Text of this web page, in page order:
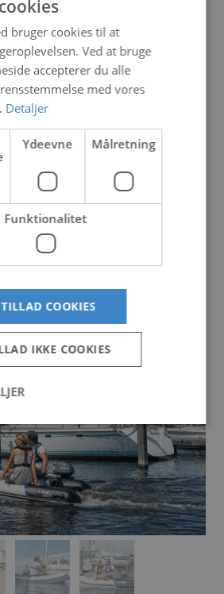
trailere
Reservedele
bruger cookies til at
Ved at bruge
accepterer du alle
med vores
Detaljer
Ydeevne Målretning
Funktionalitet
TILLAD COOKIES
IKKE COOKIES
Ydeevne
Målretning
Funktionalitet
cookies tillader
såsom bruger login og
kan ikke bruges korrekt
cookies.